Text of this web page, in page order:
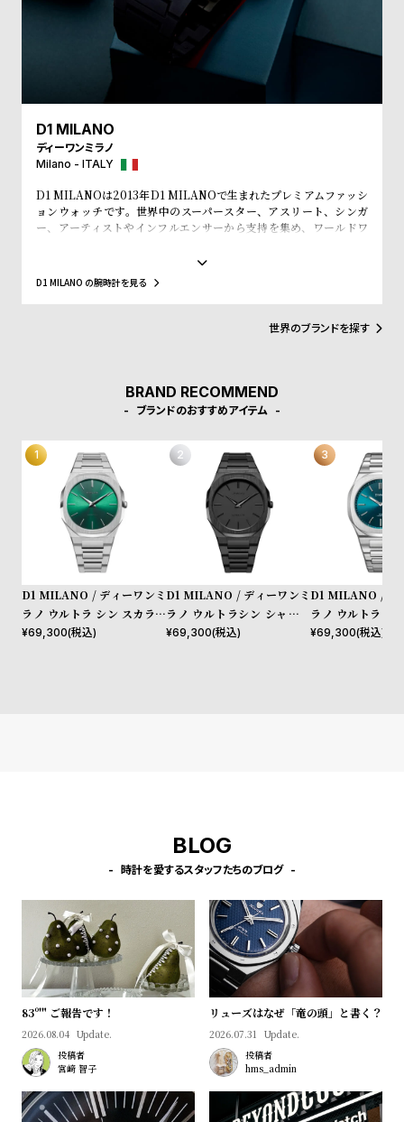
lh
P
ン
グ
ガ
い
て
質
問
わ
せ
D1 MILANO
ディーワンミラノ
Milano - ITALY
D1 MILANOは2013年D1 MILANOで生まれたプレミアムファッシ
ョンウォッチです。世界中のスーパースター、アスリート、シンガ
ー、アーティストやインフルエンサーから支持を集め、ワールドワ
970年代のイタリアンなクリアラインと美的感覚にインスパイアさ
れたデザインは、流行を追いかける全ての人々にとってのマストア
イテムとなることでしょう。Forbesによって、ファッションを再定
義する若いイタリアンブランドのトップ10にノミネートされまし
た。その中にはGQやVogue、Elle、Esquireなどファッション業界
D1 MILANO の腕時計を見る
世界のブランドを探す
BRAND RECOMMEND
ブランドのおすすめアイテム
D1 MILANO / ディーワンミ
ラノ ウルトラ シン スカラベ
オ
¥69,300(税込)
D1 MILANO / ディーワンミ
ラノ ウルトラシン シャドウ
プロジェクトシャドウ
¥69,300(税込)
D1 MILANO / デ
ラノ ウルトラ シ
ィー グリーン
¥69,300(税込)
BLOG
時計を愛するスタッフたちのブログ
83º'" ご報告です！
2026.08.04 Update.
投稿者
宮﨑 智子
リューズはなぜ「竜の頭」と書く？
2026.07.31 Update.
投稿者
hms_admin